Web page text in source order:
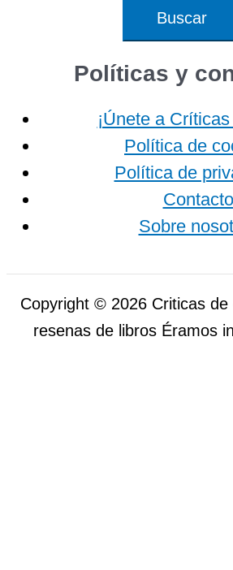
Políticas y
¡Únete a
Política de
Política de
Contacto
Sobre
Copyright © 2026 Criticas
resenas de libros Éramos